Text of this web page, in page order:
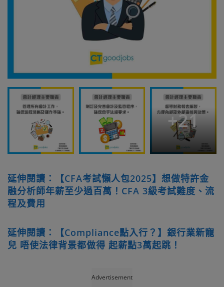
+21
延伸閱讀：【CFA考試懶人包2025】想做特許金
融分析師年薪至少過百萬！CFA 3級考試難度、流
程及費用
延伸閱讀：【Compliance點入行？】銀行業新寵
兒 唔使法律背景都做得 起薪點3萬起跳！
Advertisement